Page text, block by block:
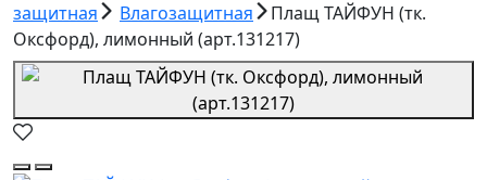
защитная
Влагозащитная
Плащ ТАЙФУН (тк.
Оксфорд), лимонный (арт.131217)